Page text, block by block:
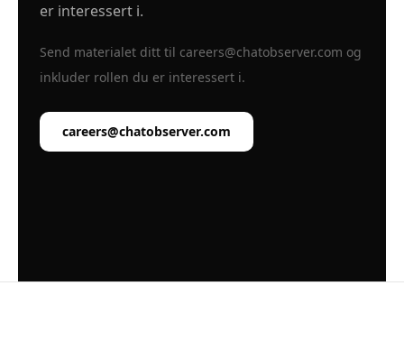
er interessert i.
Send materialet ditt til careers@chatobserver.com og
inkluder rollen du er interessert i.
careers@chatobserver.com